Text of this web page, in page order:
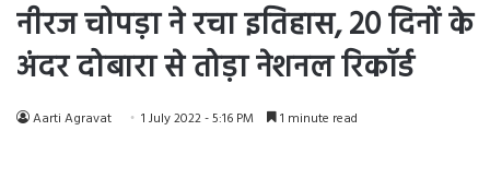
नीरज चोपड़ा ने रचा इतिहास, 20 दिनों के
अंदर दोबारा से तोड़ा नेशनल रिकॉर्ड
Aarti Agravat 1 July 2022 - 5:16 PM 1 minute read